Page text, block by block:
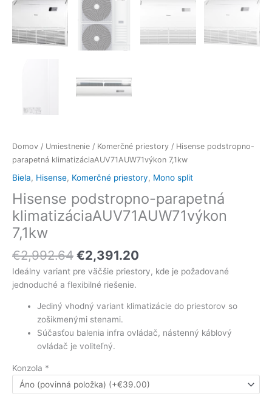
Domov / Umiestnenie / Komerčné priestory / Hisense podstropno-
parapetná klimatizáciaAUV71AUW71výkon 7,1kw
Biela, Hisense, Komerčné priestory, Mono split
Hisense podstropno-parapetná
klimatizáciaAUV71AUW71výkon
7,1kw
€2,992.64 €2,391.20
Ideálny variant pre väčšie priestory, kde je požadované
jednoduché a flexibilné riešenie.
Jediný vhodný variant klimatizácie do priestorov so
zošikmenými stenami.
Súčasťou balenia infra ovládač, nástenný káblový
ovládač je voliteľný.
Konzola *